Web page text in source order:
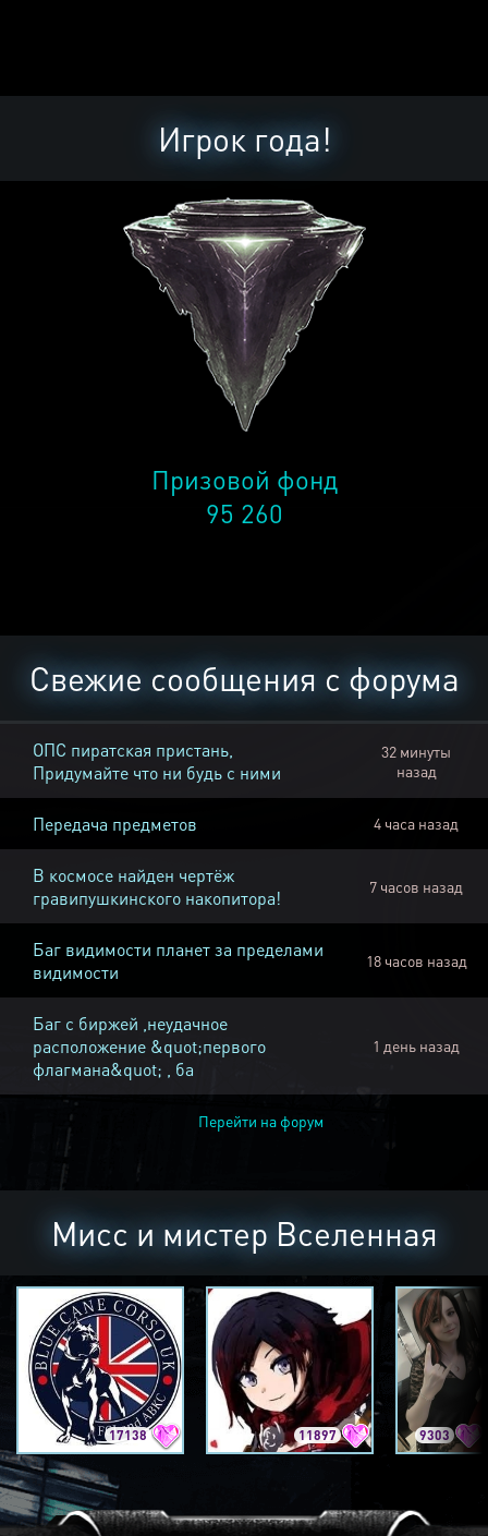
Игрок года!
Призовой фонд
95 260
Свежие сообщения с форума
ОПС пиратская пристань,
Придумайте что ни будь с ними
32 минуты
назад
Передача предметов 4 часа назад
В космосе найден чертёж
гравипушкинского накопитора!
7 часов назад
Баг видимости планет за пределами
видимости
18 часов назад
Баг с биржей ,неудачное
расположение &quot;первого
флагмана&quot; , ба
1 день назад
Перейти на форум
Мисс и мистер Вселенная
17138 11897 9303